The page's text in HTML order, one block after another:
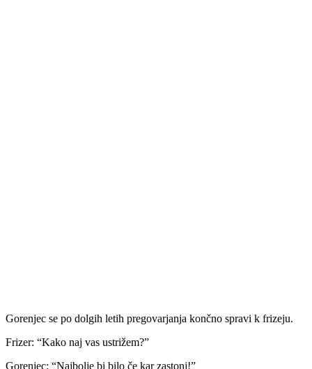
Gorenjec se po dolgih letih pregovarjanja končno spravi k frizeju.
Frizer: “Kako naj vas ustrižem?”
Gorenjec: “Najbolje bi bilo če kar zastonj!”